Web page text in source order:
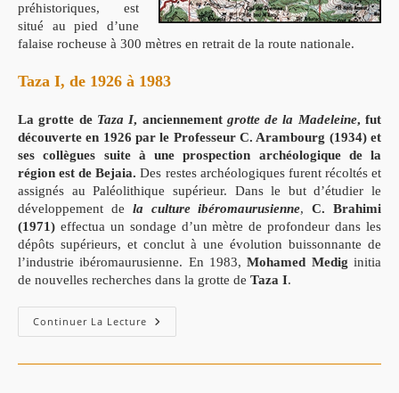
préhistoriques, est
situé au pied d’une
falaise rocheuse à 300 mètres en retrait de la route nationale.
Taza I, de 1926 à 1983
La grotte de Taza I, anciennement grotte de la Madeleine, fut
découverte en 1926 par le Professeur C. Arambourg (1934) et
ses collègues suite à une prospection archéologique de la
région est de Bejaia. Des restes archéologiques furent récoltés et
assignés au Paléolithique supérieur. Dans le but d’étudier le
développement de la culture ibéromaurusienne,C. Brahimi
(1971) effectua un sondage d’un mètre de profondeur dans les
dépôts supérieurs, et conclut à une évolution buissonnante de
l’industrie ibéromaurusienne. En 1983,Mohamed Medig initia
de nouvelles recherches dans la grotte de Taza I.
Continuer La Lecture